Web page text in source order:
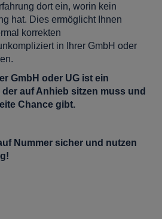
dort ein, worin kein
hat. Dies ermöglicht Ihnen
korrekten
in Ihrer GmbH oder
GmbH oder UG ist ein
auf Anhieb sitzen muss und
Chance gibt.
Nummer sicher und nutzen